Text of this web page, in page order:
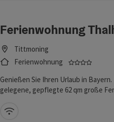
Ferienwohnung
Tittmoning
Ferienwohnung
4
Genießen Sie Ihren Urlaub in
gelegene, gepflegte 62 qm große
Tittmoning, kein Durchgangsverkehr
W-Lan (kostenlos)